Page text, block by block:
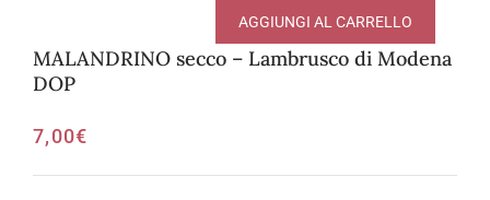
MALANDRINO secco – Lambrusco di Modena
DOP
7,00€
AGGIUNGI AL CARRELLO